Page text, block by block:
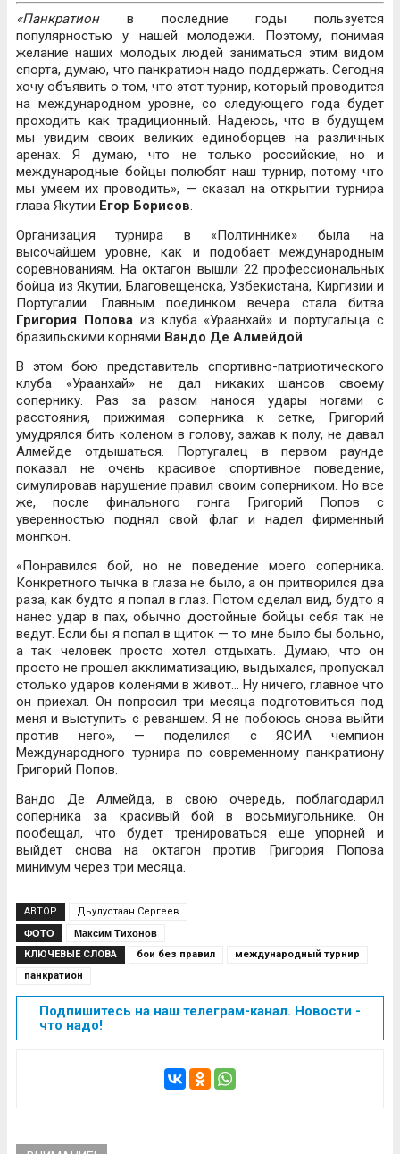
«Панкратионв последние годы пользуется
популярностью у нашей молодежи. Поэтому, понимая
желание наших молодых людей заниматься этим видом
спорта, думаю, что панкратион надо поддержать. Сегодня
хочу объявить о том, что этот турнир, который проводится
на международном уровне, со следующего года будет
проходить как традиционный. Надеюсь, что в будущем
мы увидим своих великих единоборцев на различных
аренах. Я думаю, что не только российские, но и
международные бойцы полюбят наш турнир, потому что
мы умеем их проводить», — сказал на открытии турнира
глава Якутии Егор Борисов
Организация турнира в «Полтиннике» была на
высочайшем уровне, как и подобает международным
соревнованиям. На октагон вышли 22 профессиональных
бойца из Якутии, Благовещенска, Узбекистана, Киргизии и
Португалии. Главным поединком вечера стала битва
Григория Поповаиз клуба «Ураанхай» и португальца с
бразильскими корнями Вандо Де Алмейдой
В этом бою представитель спортивно-патриотического
клуба «Ураанхай» не дал никаких шансов своему
сопернику. Раз за разом нанося удары ногами с
расстояния, прижимая соперника к сетке, Григорий
умудрялся бить коленом в голову, зажав к полу, не давал
Алмейде отдышаться. Португалец в первом раунде
показал не очень красивое спортивное поведение,
симулировав нарушение правил своим соперником. Но все
же, после финального гонга Григорий Попов с
уверенностью поднял свой флаг и надел фирменный
монгкон.
«Понравился бой, но не поведение моего соперника.
Конкретного тычка в глаза не было, а он притворился два
раза, как будто я попал в глаз. Потом сделал вид, будто я
нанес удар в пах, обычно достойные бойцы себя так не
ведут. Если бы я попал в щиток — то мне было бы больно,
а так человек просто хотел отдыхать. Думаю, что он
просто не прошел акклиматизацию, выдыхался, пропускал
столько ударов коленями в живот… Ну ничего, главное что
он приехал. Он попросил три месяца подготовиться под
меня и выступить с реваншем. Я не побоюсь снова выйти
против него», — поделился с ЯСИА чемпион
Международного турнира по современному панкратиону
Григорий Попов.
Вандо Де Алмейда, в свою очередь, поблагодарил
соперника за красивый бой в восьмиугольнике. Он
пообещал, что будет тренироваться еще упорней и
выйдет снова на октагон против Григория Попова
минимум через три месяца.
АВТОР Дьулустаан Сергеев
ФОТО Максим Тихонов
КЛЮЧЕВЫЕ СЛОВА бои без правил
международный турнир
панкратион
Подпишитесь на наш телеграм-канал. Новости -
что надо!